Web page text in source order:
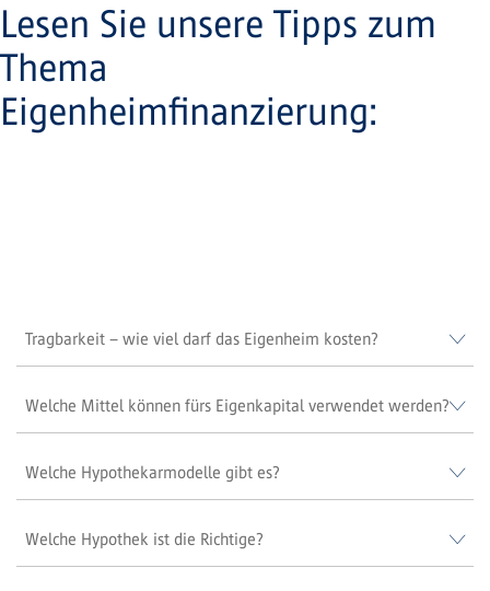
Lesen Sie unsere Tipps zum
Thema
Eigenheimfinanzierung:
Tragbarkeit – wie viel darf das Eigenheim kosten?
Welche Mittel können fürs Eigenkapital verwendet werden?
Welche Hypothekarmodelle gibt es?
Welche Hypothek ist die Richtige?